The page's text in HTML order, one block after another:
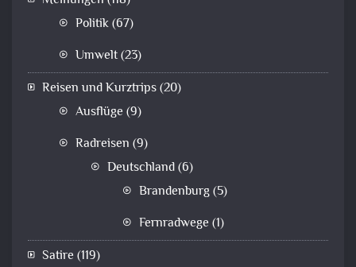
Politik(67)
Umwelt(23)
Reisen und Kurztrips(20)
Ausflüge (9)
Radreisen (9)
Deutschland(6)
Brandenburg(5)
Fernradwege (1)
Satire (119)